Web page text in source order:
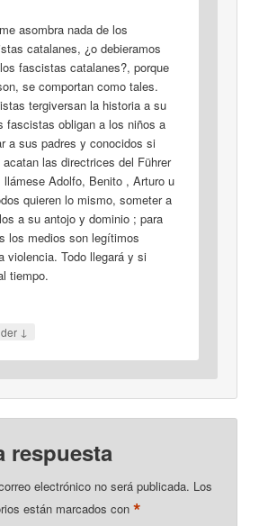
asombra nada de los
catalanes, ¿o debieramos
fascistas catalanes?, porque
se comportan como tales.
tergiversan la historia a su
fascistas obligan a los niños a
a sus padres y conocidos si
las directrices del Führer
llámese Adolfo, Benito , Arturo u
quieren lo mismo, someter a
a su antojo y dominio ; para
los medios son legítimos
violencia. Todo llegará y si
tiempo.
↓
respuesta
electrónico no será publicada. Los
están marcados con*